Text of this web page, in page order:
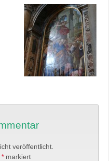
veröffentlicht.
* markiert